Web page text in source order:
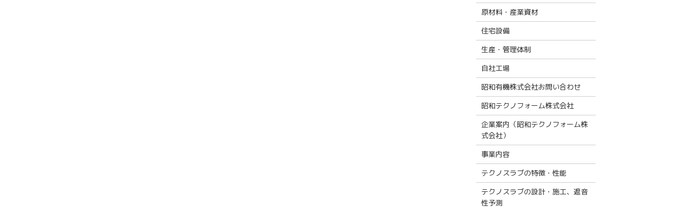
原材料・産業資材
住宅設備
生産・管理体制
自社工場
昭和有機株式会社お問い合わせ
昭和テクノフォーム株式会社
企業案内（昭和テクノフォーム株
式会社）
事業内容
テクノスラブの特徴・性能
テクノスラブの設計・施工、遮音
性予測